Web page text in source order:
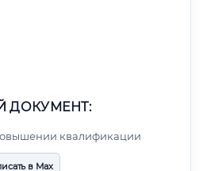
ДОКУМЕНТ:
квалификации
в Max